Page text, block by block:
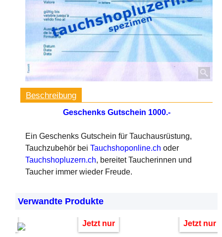
Beschreibung
Geschenks Gutschein 1000.-
Ein Geschenks Gutschein für Tauchausrüstung,
Tauchzubehör bei Tauchshoponline.ch oder
Tauchshopluzern.ch, bereitet Taucherinnen und
Taucher immer wieder Freude.
Verwandte Produkte
Jetzt nur Jetzt nur